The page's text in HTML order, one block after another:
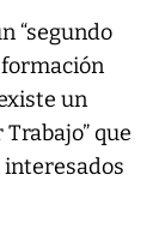
“segundo
formación
un
que